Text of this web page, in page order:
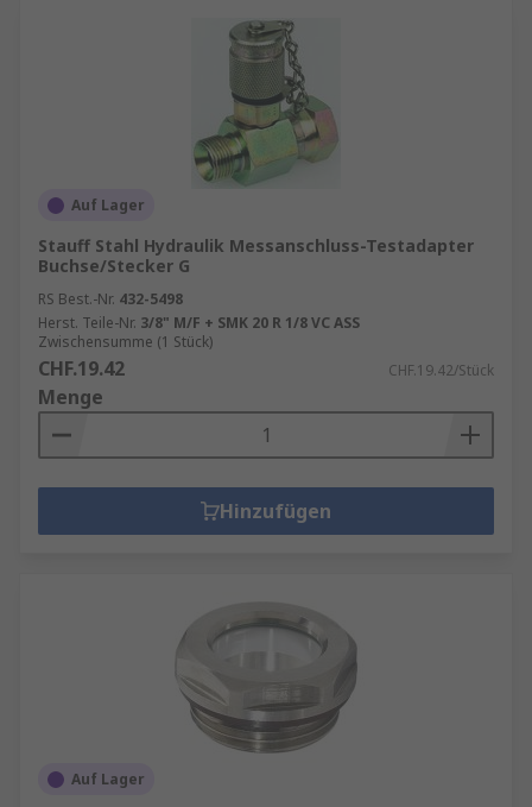
und maximalen Systemflüssigkeitsdrucks in
Nieder- oder Hochdruckschleifen eingesetzt
werden. Sie können inline montiert oder
Hydraulik-Prüfpunkt-
angeschlossen werden. In
der Regel ermöglichen sie das Ablassen von
Luft und die Probenahme von
Verschmutzungen im Rahmen ihrer Rolle.
Auf Lager
Stauff Stahl Hydraulik Messanschluss-Testadapter
Buchse/Stecker G
RS Best.-Nr. 432-5498
Herst. Teile-Nr. 3/8" M/F + SMK 20 R 1/8 VC ASS
Zwischensumme (1 Stück)
CHF.19.42 CHF.19.42/Stück
Menge
Hinzufügen
Auf Lager